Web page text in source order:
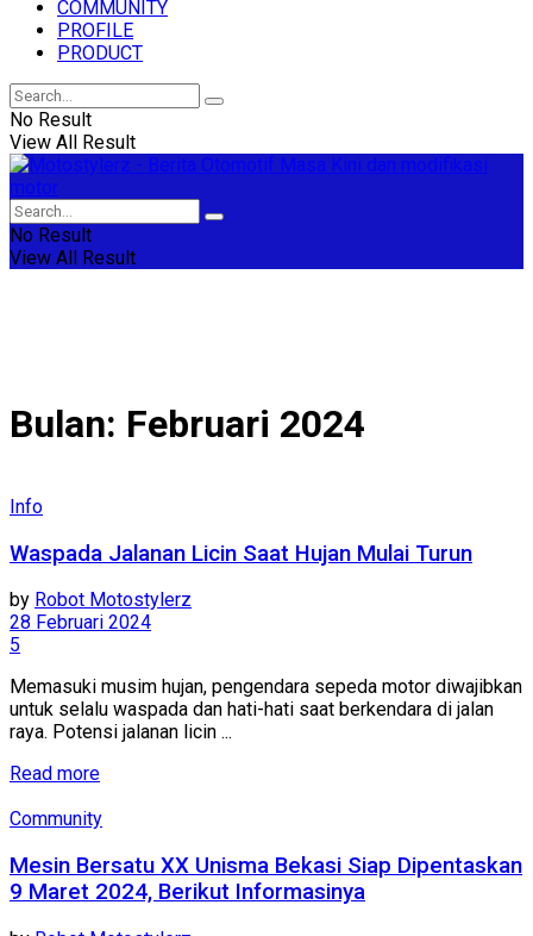
COMMUNITY
PROFILE
PRODUCT
No Result
View All Result
No Result
View All Result
Bulan: Februari 2024
Info
Waspada Jalanan Licin Saat Hujan Mulai Turun
by Robot Motostylerz
28 Februari 2024
5
Memasuki musim hujan, pengendara sepeda motor diwajibkan
untuk selalu waspada dan hati-hati saat berkendara di jalan
raya. Potensi jalanan licin ...
Read more
Community
Mesin Bersatu XX Unisma Bekasi Siap Dipentaskan
9 Maret 2024, Berikut Informasinya